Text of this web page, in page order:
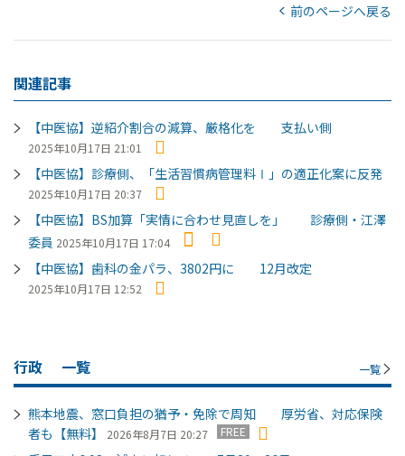
前のページへ戻る
関連記事
【中医協】逆紹介割合の減算、厳格化を 支払い側
2025年10月17日 21:01
【中医協】診療側、「生活習慣病管理料Ⅰ」の適正化案に反発
2025年10月17日 20:37
【中医協】BS加算「実情に合わせ見直しを」 診療側・江澤
委員 2025年10月17日 17:04
【中医協】歯科の金パラ、3802円に 12月改定
2025年10月17日 12:52
行政 一覧 一覧
熊本地震、窓口負担の猶予・免除で周知 厚労省、対応保険
者も【無料】
2026年8月7日 20:27 FREE